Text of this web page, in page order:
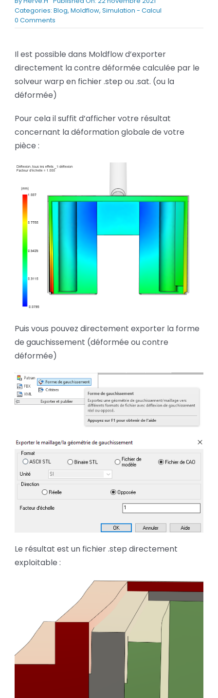
BLOG
Rechercher:
Categories: Blog, Moldflow, Simulation - Calcul
0 Commentson
Moldflow
exporter
la
contre
déformée
en
.step
Il est possible dans Moldflow d’exporter
directement la contre déformée calculée par le
solveur warp en fichier .step ou .sat. (ou la
déformée)
Pour cela il suffit d’afficher votre résultat
concernant la déformation globale de votre
pièce :
Puis vous pouvez directement exporter la forme
de gauchissement (déformée ou contre
déformée)
Le résultat est un fichier .step directement
exploitable :